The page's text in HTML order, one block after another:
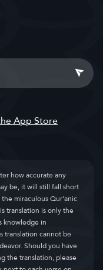
how accurate any
be, it will still fall short
miraculous Qur’anic
translation is only the
knowledge in
translation cannot be
Should you have
the translation, please